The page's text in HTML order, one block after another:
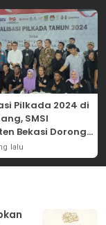
Pilkada 2024 di
SMSI
Bekasi Dorong
lalu